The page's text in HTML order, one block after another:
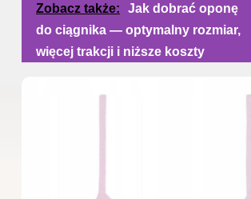
Zobacz także:
Jak dobrać oponę
do ciągnika — optymalny rozmiar,
więcej trakcji i niższe koszty